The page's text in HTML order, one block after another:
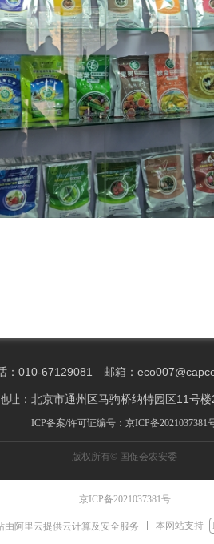
：010-67129081 邮箱：
址：北京市通州区马驹桥纳特园区11号
版权所有© 国促会农安委
ICP备案/许可证编号：京ICP备2021037381
京ICP备2021037381号
由阿里云提供云计算及安全服务 本网站支持